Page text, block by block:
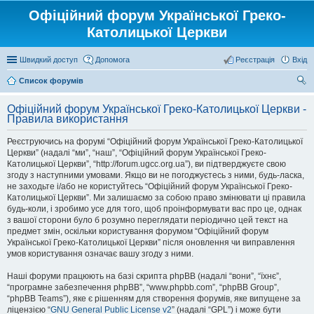
Офіційний форум Української Греко-
Католицької Церкви
Швидкий доступ Допомога Вхід
Реєстрація
Список форумів
Офіційний форум Української Греко-Католицької Церкви -
Правила використання
Реєструючись на форумі “Офіційний форум Української Греко-Католицької
Церкви” (надалі “ми”, “наш”, “Офіційний форум Української Греко-
Католицької Церкви”, “http://forum.ugcc.org.ua”), ви підтверджуєте свою
згоду з наступними умовами. Якщо ви не погоджуєтесь з ними, будь-ласка,
не заходьте і/або не користуйтесь “Офіційний форум Української Греко-
Католицької Церкви”. Ми залишаємо за собою право змінювати ці правила
будь-коли, і зробимо усе для того, щоб проінформувати вас про це, однак
з вашої сторони було б розумно переглядати періодично цей текст на
предмет змін, оскільки користування форумом “Офіційний форум
Української Греко-Католицької Церкви” після оновлення чи виправлення
умов користування означає вашу згоду з ними.
Наші форуми працюють на базі скрипта phpBB (надалі “вони”, “їхнє”,
“програмне забезпечення phpBB”, “www.phpbb.com”, “phpBB Group”,
“phpBB Teams”), яке є рішенням для створення форумів, яке випущене за
ліцензією “GNU General Public License v2” (надалі “GPL”) і може бути